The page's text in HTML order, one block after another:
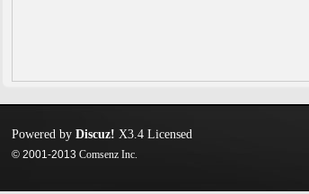
Powered byDiscuz! X3.4 Licensed
© 2001-2013Comsenz Inc.